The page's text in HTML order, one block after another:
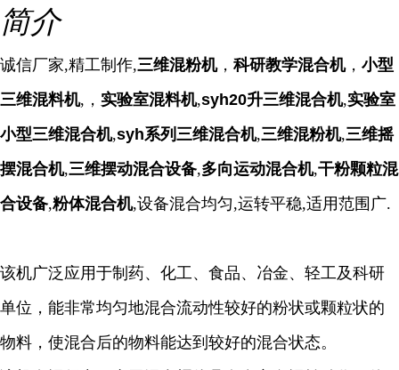
简介
诚信厂家,精工制作,三维混粉机， 科研教学混合机， 小型
三维混料机,， 实验室混料机,syh20升三维混合机,实验室
小型三维混合机,syh系列三维混合机,三维混粉机,三维摇
摆混合机,三维摆动混合设备,多向运动混合机,干粉颗粒混
合设备,粉体混合机,设备混合均匀,运转平稳,适用范围广.
该机广泛应用于制药、化工、食品、冶金、轻工及科研
单位，能非常均匀地混合流动性较好的粉状或颗粒状的
物料，使混合后的物料能达到较好的混合状态。